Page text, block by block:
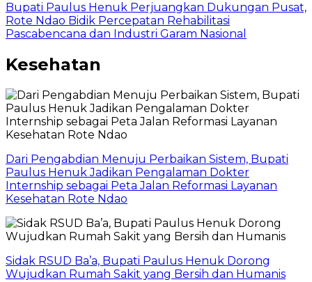
Bupati Paulus Henuk Perjuangkan Dukungan Pusat,
Rote Ndao Bidik Percepatan Rehabilitasi
Pascabencana dan Industri Garam Nasional
Kesehatan
Dari Pengabdian Menuju Perbaikan Sistem, Bupati
Paulus Henuk Jadikan Pengalaman Dokter
Internship sebagai Peta Jalan Reformasi Layanan
Kesehatan Rote Ndao
Sidak RSUD Ba’a, Bupati Paulus Henuk Dorong
Wujudkan Rumah Sakit yang Bersih dan Humanis